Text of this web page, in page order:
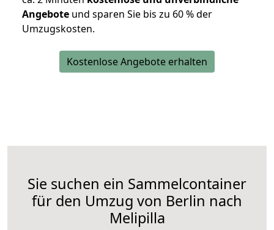
Angebote und sparen Sie bis zu 60 % der
Umzugskosten.
Kostenlose Angebote erhalten
Sie suchen ein Sammelcontainer
für den Umzug von Berlin nach
Melipilla